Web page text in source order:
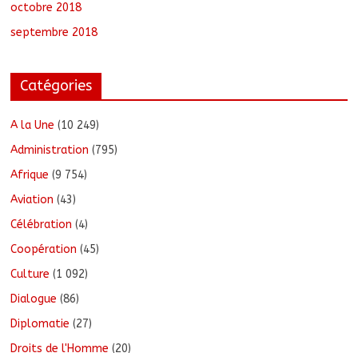
octobre 2018
septembre 2018
Catégories
A la Une (10 249)
Administration (795)
Afrique (9 754)
Aviation (43)
Célébration (4)
Coopération (45)
Culture (1 092)
Dialogue (86)
Diplomatie (27)
Droits de l'Homme (20)